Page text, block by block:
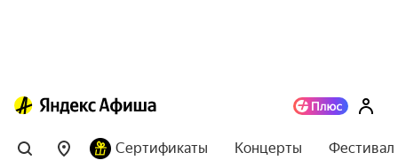
Сертификаты Концерты